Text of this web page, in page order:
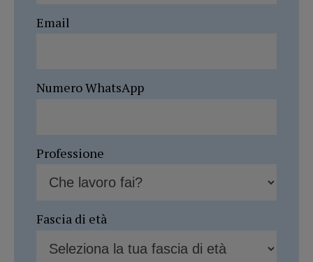
Email
Numero WhatsApp
Professione
Fascia di età